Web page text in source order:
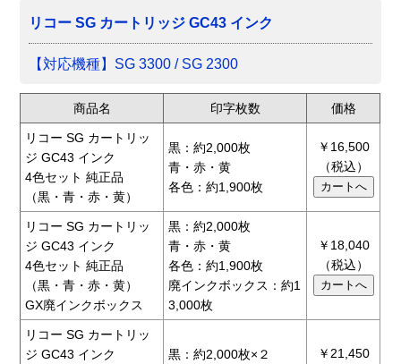
リコー SG カートリッジ GC43 インク
【対応機種】SG 3300 / SG 2300
商品名 印字枚数 価格
リコー SG カートリッ
ジ GC43 インク
4色セット 純正品
（黒・青・赤・黄）
黒：約2,000枚
青・赤・黄
各色：約1,900枚
￥16,500
（税込）
リコー SG カートリッ
ジ GC43 インク
4色セット 純正品
（黒・青・赤・黄）
GX廃インクボックス
黒：約2,000枚
青・赤・黄
各色：約1,900枚
廃インクボックス：約1
3,000枚
￥18,040
（税込）
リコー SG カートリッ
ジ GC43 インク
黒：約2,000枚×２
￥21,450